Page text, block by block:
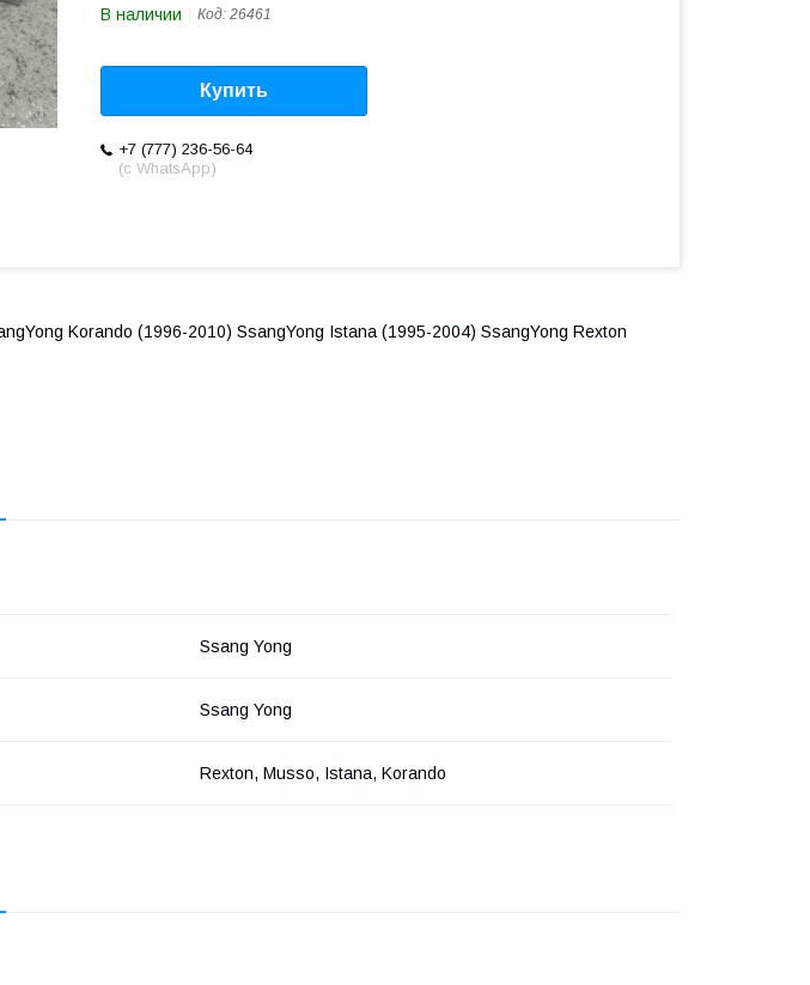
В наличии Код: 26461
Купить
+7 (777) 236-56-64
(с WhatsApp)
Korando (1996-2010) SsangYong Istana (1995-2004) SsangYong Rexton
Ssang Yong
Ssang Yong
Rexton, Musso, Istana, Korando